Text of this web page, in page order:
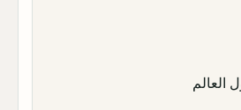
العالم